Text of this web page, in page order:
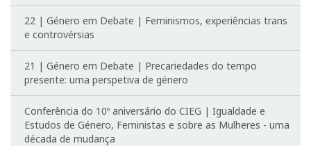
Projetos Concluídos
Investigar no CIEG
Bolseiras CIEG/FCT
22 | Género em Debate | Feminismos, experiências trans
e controvérsias
21 | Género em Debate | Precariedades do tempo
presente: uma perspetiva de género
Conferência do 10º aniversário do CIEG | Igualdade e
Estudos de Género, Feministas e sobre as Mulheres - uma
década de mudança